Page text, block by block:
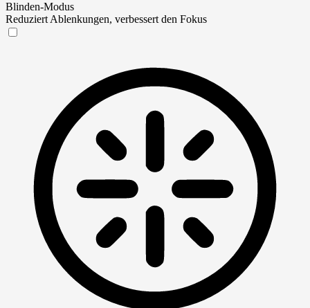
Blinden-Modus
Reduziert Ablenkungen, verbessert den Fokus